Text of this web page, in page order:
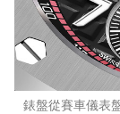
錶盤從賽車儀表